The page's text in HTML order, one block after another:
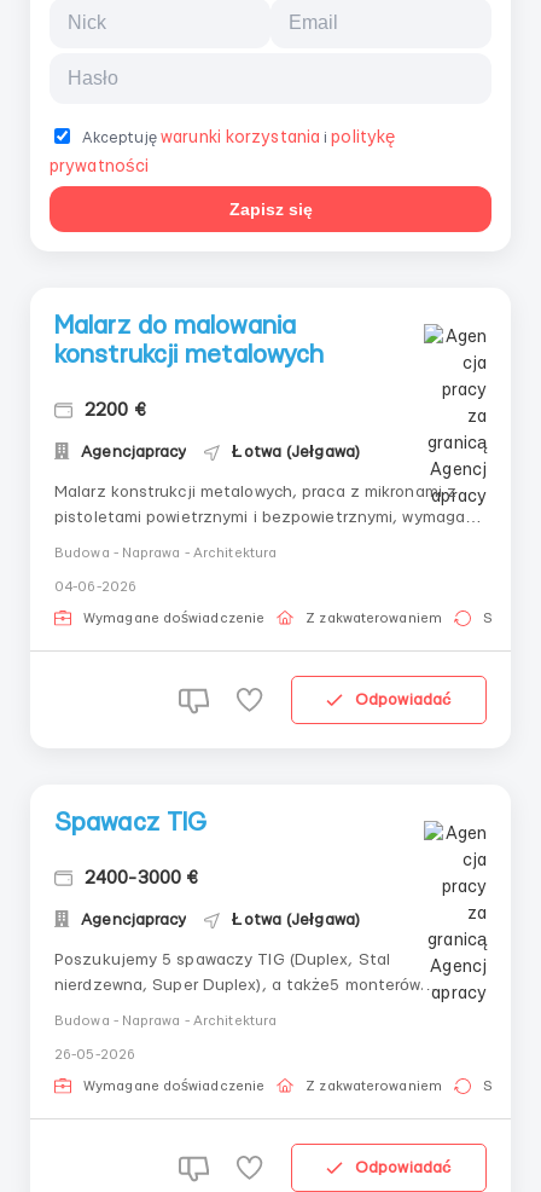
Akceptujęwarunki korzystania i politykę
prywatności
Zapisz się
Malarz do malowania
konstrukcji metalowych
2200 €
Agencjapracy Łotwa (Jełgawa)
Malarz konstrukcji metalowych, praca z mikronami z
pistoletami powietrznymi i bezpowietrznymi, wymagane
Zakwaterowanie jest zapewniane i opłacane przez
pracodawcę. Godziny pracy 240-280. Możliwość p...
Budowa - Naprawa - Architektura
04-06-2026
Wymagane doświadczenie Z zakwaterowaniem Stała
Odpowiadać
Spawacz TIG
2400-3000 €
Agencjapracy Łotwa (Jełgawa)
Poszukujemy 5 spawaczy TIG (Duplex, Stal
nierdzewna, Super Duplex), a także5 monterów.
Budowa - Naprawa - Architektura
26-05-2026
Wymagane doświadczenie Z zakwaterowaniem Stała
Odpowiadać